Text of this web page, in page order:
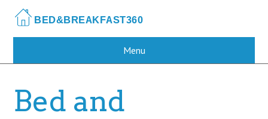
main
Menu
Bed and